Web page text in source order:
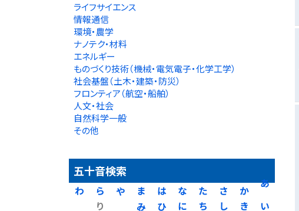
ライフサイエンス
情報通信
環境・農学
ナノテク・材料
エネルギー
ものづくり技術（機械・電気電子・化学工学）
社会基盤（土木・建築・防災）
フロンティア（航空・船舶）
人文・社会
自然科学一般
その他
五十音検索
あ
い
か
き
さ
し
た
ち
な
に
は
ひ
ま
み
や
ら
り
わ